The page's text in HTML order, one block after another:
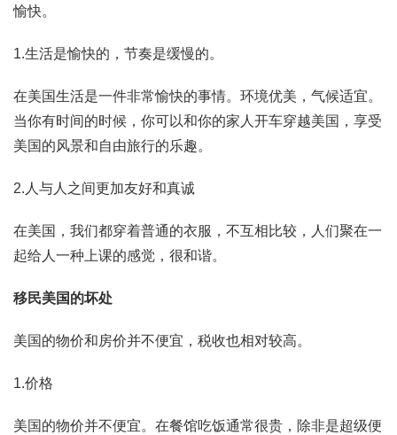
愉快。
1.生活是愉快的，节奏是缓慢的。
在美国生活是一件非常愉快的事情。环境优美，气候适宜。
当你有时间的时候，你可以和你的家人开车穿越美国，享受
美国的风景和自由旅行的乐趣。
2.人与人之间更加友好和真诚
在美国，我们都穿着普通的衣服，不互相比较，人们聚在一
起给人一种上课的感觉，很和谐。
移民美国的坏处
美国的物价和房价并不便宜，税收也相对较高。
1.价格
美国的物价并不便宜。在餐馆吃饭通常很贵，除非是超级便